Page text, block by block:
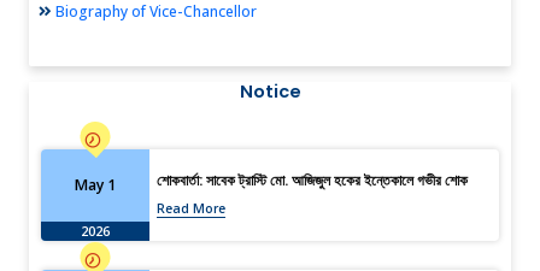
Biography of Vice-Chancellor
Notice
May 1
2026
শোকবার্তা: সাবেক ট্রাস্টি মো. আজিজুল হকের ইন্তেকালে গভীর শোক
Read More